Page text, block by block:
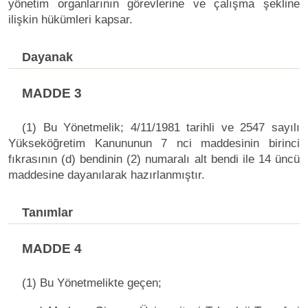
yönetim organlarının görevlerine ve çalışma şekline
ilişkin hükümleri kapsar.
Dayanak
MADDE 3
(1) Bu Yönetmelik; 4/11/1981 tarihli ve 2547 sayılı
Yükseköğretim Kanununun 7 nci maddesinin birinci
fıkrasının (d) bendinin (2) numaralı alt bendi ile 14 üncü
maddesine dayanılarak hazırlanmıştır.
Tanımlar
MADDE 4
(1) Bu Yönetmelikte geçen;